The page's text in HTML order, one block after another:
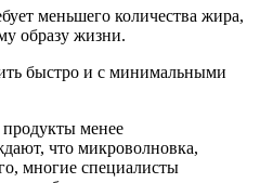
меньшего количества жира,
образу жизни.
быстро и с минимальными
менее
что микроволновка,
многие специалисты